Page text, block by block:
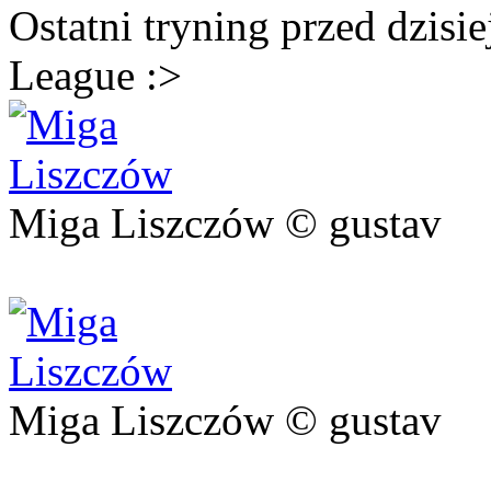
Ostatni tryning przed
League :>
Miga Liszczów © gustav
Miga Liszczów © gustav